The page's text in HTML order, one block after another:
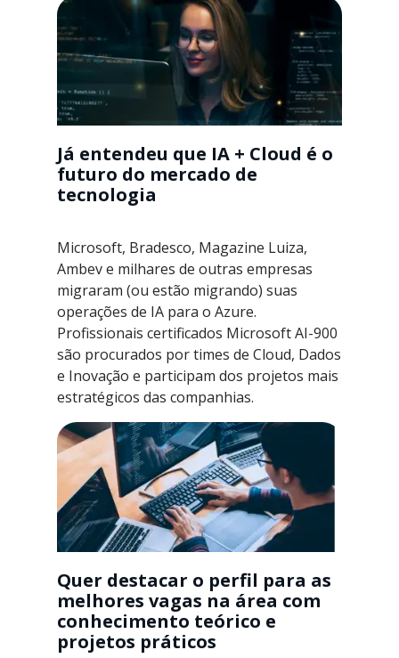
Já entendeu que IA + Cloud é o
futuro do mercado de
tecnologia
Microsoft, Bradesco, Magazine Luiza,
Ambev e milhares de outras empresas
migraram (ou estão migrando) suas
operações de IA para o Azure.
Profissionais certificados Microsoft AI-900
são procurados por times de Cloud, Dados
e Inovação e participam dos projetos mais
estratégicos das companhias.
Quer destacar o perfil para as
melhores vagas na área com
conhecimento teórico e
projetos práticos